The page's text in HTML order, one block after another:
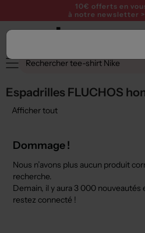
10€ offerts en
à notre newsletter >
Espadrilles FLUCHOS
Afficher tout
Dommage !
Nous n’avons plus aucun produit
recherche.
Demain, il y aura 3 000 nouveautés
restez connecté !